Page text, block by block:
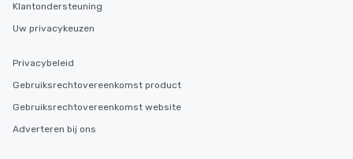
Klantondersteuning
Uw privacykeuzen
Privacybeleid
Gebruiksrechtovereenkomst product
Gebruiksrechtovereenkomst website
Adverteren bij ons